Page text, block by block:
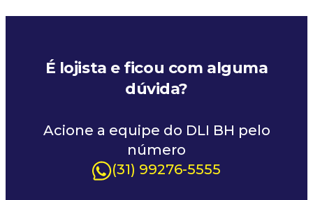
É lojista e ficou com alguma
dúvida?
Acione a equipe do DLI BH pelo
número
(31) 99276-5555